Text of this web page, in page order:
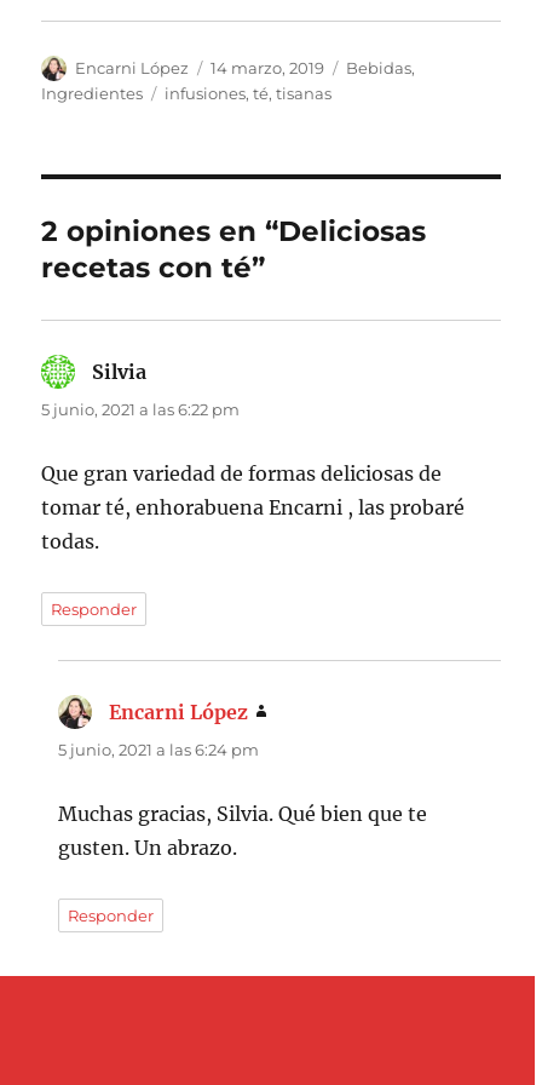
Autor
Encarni López
Publicado
el
14 marzo, 2019 Categorías
Bebidas,
Ingredientes
Etiquetas
infusiones,té,tisanas
2 opiniones en “Deliciosas
recetas con té”
Silvia
5 junio, 2021 a las 6:22 pm
Que gran variedad de formas deliciosas de
tomar té, enhorabuena Encarni , las probaré
todas.
Responder
Encarni López
5 junio, 2021 a las 6:24 pm
Muchas gracias, Silvia. Qué bien que te
gusten. Un abrazo.
Responder